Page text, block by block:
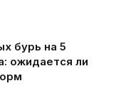
бурь на 5
ожидается ли